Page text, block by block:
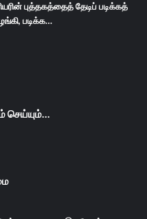
புத்தகத்தைத் தேடிப் படிக்கத்
படிக்க…
செய்யும்…